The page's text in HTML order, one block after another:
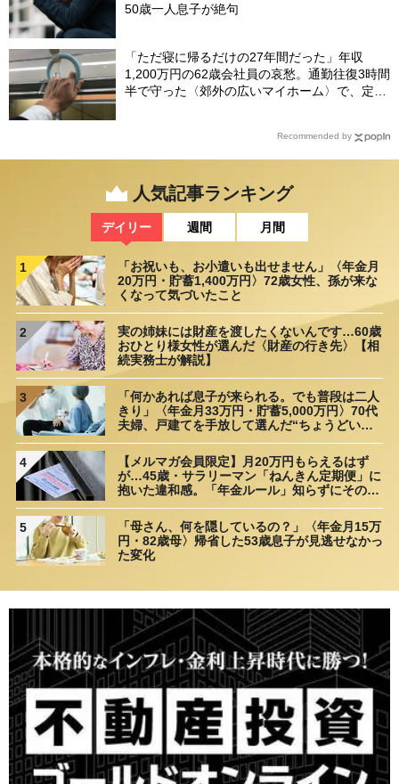
50歳一人息子が絶句
「ただ寝に帰るだけの27年間だった」年収
1,200万円の62歳会社員の哀愁。通勤往復3時間
半で守った〈郊外の広いマイホーム〉で、定年
Recommended by
人気記事ランキング
デイリー 週間 月間
1
「お祝いも、お小遣いも出せません」〈年金月
20万円・貯蓄1,400万円〉72歳女性、孫が来な
くなって気づいたこと
2
実の姉妹には財産を渡したくないんです…60歳
おひとり様女性が選んだ〈財産の行き先〉【相
続実務士が解説】
3
「何かあれば息子が来られる。でも普段は二人
きり」〈年金月33万円・貯蓄5,000万円〉70代
夫婦、戸建てを手放して選んだ“ちょうどいい
4
【メルマガ会員限定】月20万円もらえるはず
が…45歳・サラリーマン「ねんきん定期便」に
抱いた違和感。「年金ルール」知らずにそのま
然「何かの間違いでは？」
5
「母さん、何を隠しているの？」〈年金月15万
円・82歳母〉帰省した53歳息子が見逃せなかっ
た変化